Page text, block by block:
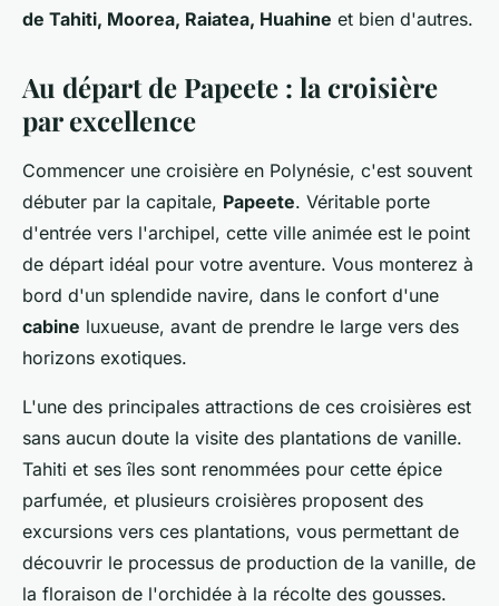
de Tahiti, Moorea, Raiatea, Huahine et bien d'autres.
Au départ de Papeete : la croisière
par excellence
Commencer une croisière en Polynésie, c'est souvent
débuter par la capitale, Papeete. Véritable porte
d'entrée vers l'archipel, cette ville animée est le point
de départ idéal pour votre aventure. Vous monterez à
bord d'un splendide navire, dans le confort d'une
cabine luxueuse, avant de prendre le large vers des
horizons exotiques.
L'une des principales attractions de ces croisières est
sans aucun doute la visite des plantations de vanille.
Tahiti et ses îles sont renommées pour cette épice
parfumée, et plusieurs croisières proposent des
excursions vers ces plantations, vous permettant de
découvrir le processus de production de la vanille, de
la floraison de l'orchidée à la récolte des gousses.